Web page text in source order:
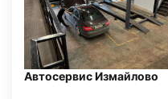
Автосервис Измайлово